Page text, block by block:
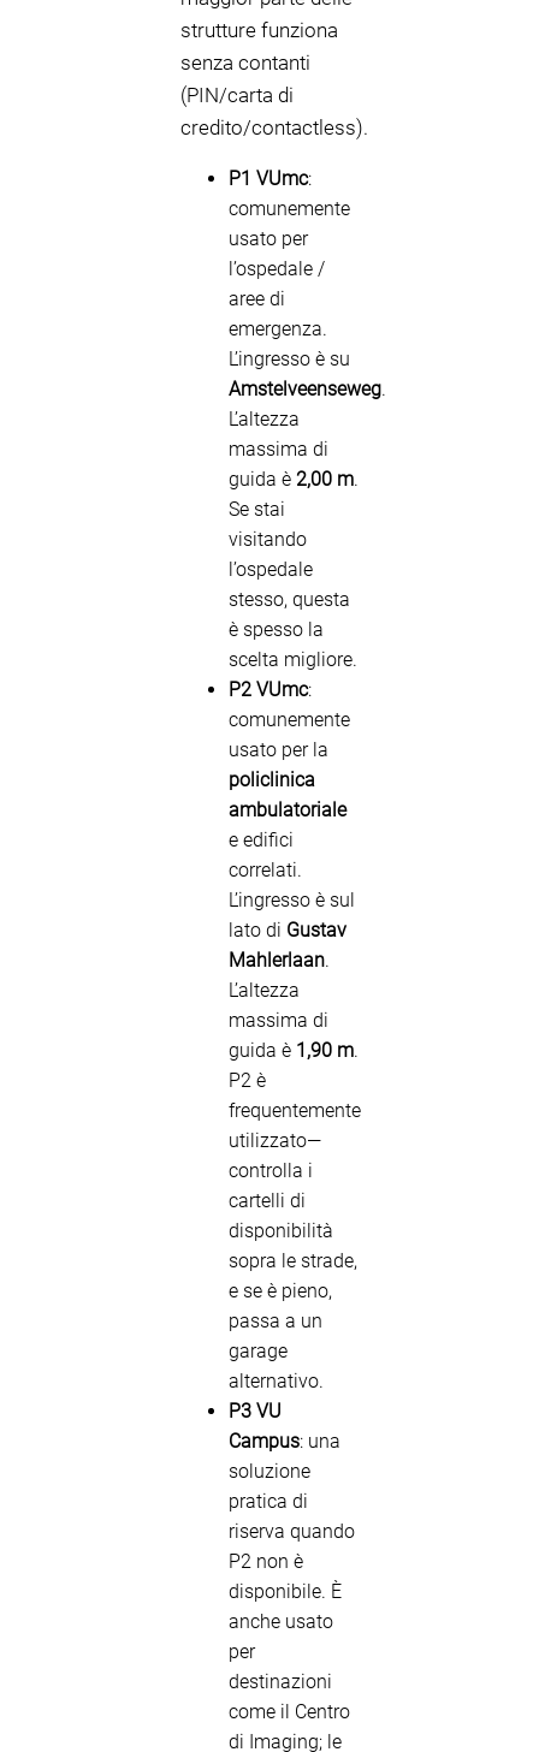
strutture funziona
senza contanti
(PIN/carta di
credito/contactless).
P1 VUmc:
comunemente
usato per
l’ospedale /
aree di
emergenza.
L’ingresso è su
Amstelveenseweg.
L’altezza
massima di
guida è 2,00 m.
Se stai
visitando
l’ospedale
stesso, questa
è spesso la
scelta migliore.
P2 VUmc:
comunemente
usato per la
policlinica
ambulatoriale
e edifici
correlati.
L’ingresso è sul
lato di Gustav
Mahlerlaan.
L’altezza
massima di
guida è 1,90 m.
P2 è
frequentemente
utilizzato—
controlla i
cartelli di
disponibilità
sopra le strade,
e se è pieno,
passa a un
garage
alternativo.
P3 VU
Campus: una
soluzione
pratica di
riserva quando
P2 non è
disponibile. È
anche usato
per
destinazioni
come il Centro
di Imaging; le